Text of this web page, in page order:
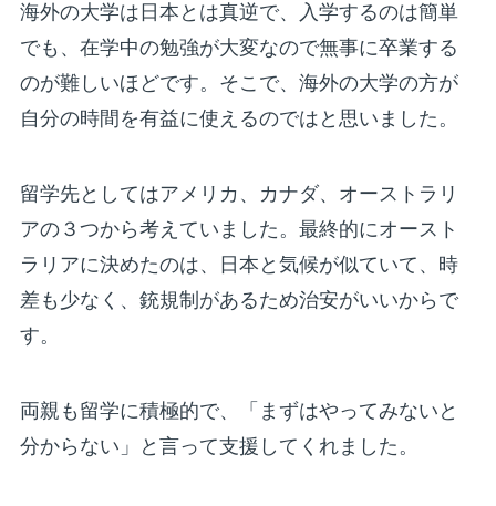
海外の大学は日本とは真逆で、入学するのは簡単
でも、在学中の勉強が大変なので無事に卒業する
のが難しいほどです。そこで、海外の大学の方が
自分の時間を有益に使えるのではと思いました。
留学先としてはアメリカ、カナダ、オーストラリ
アの３つから考えていました。最終的にオースト
ラリアに決めたのは、日本と気候が似ていて、時
差も少なく、銃規制があるため治安がいいからで
す。
両親も留学に積極的で、「まずはやってみないと
分からない」と言って支援してくれました。